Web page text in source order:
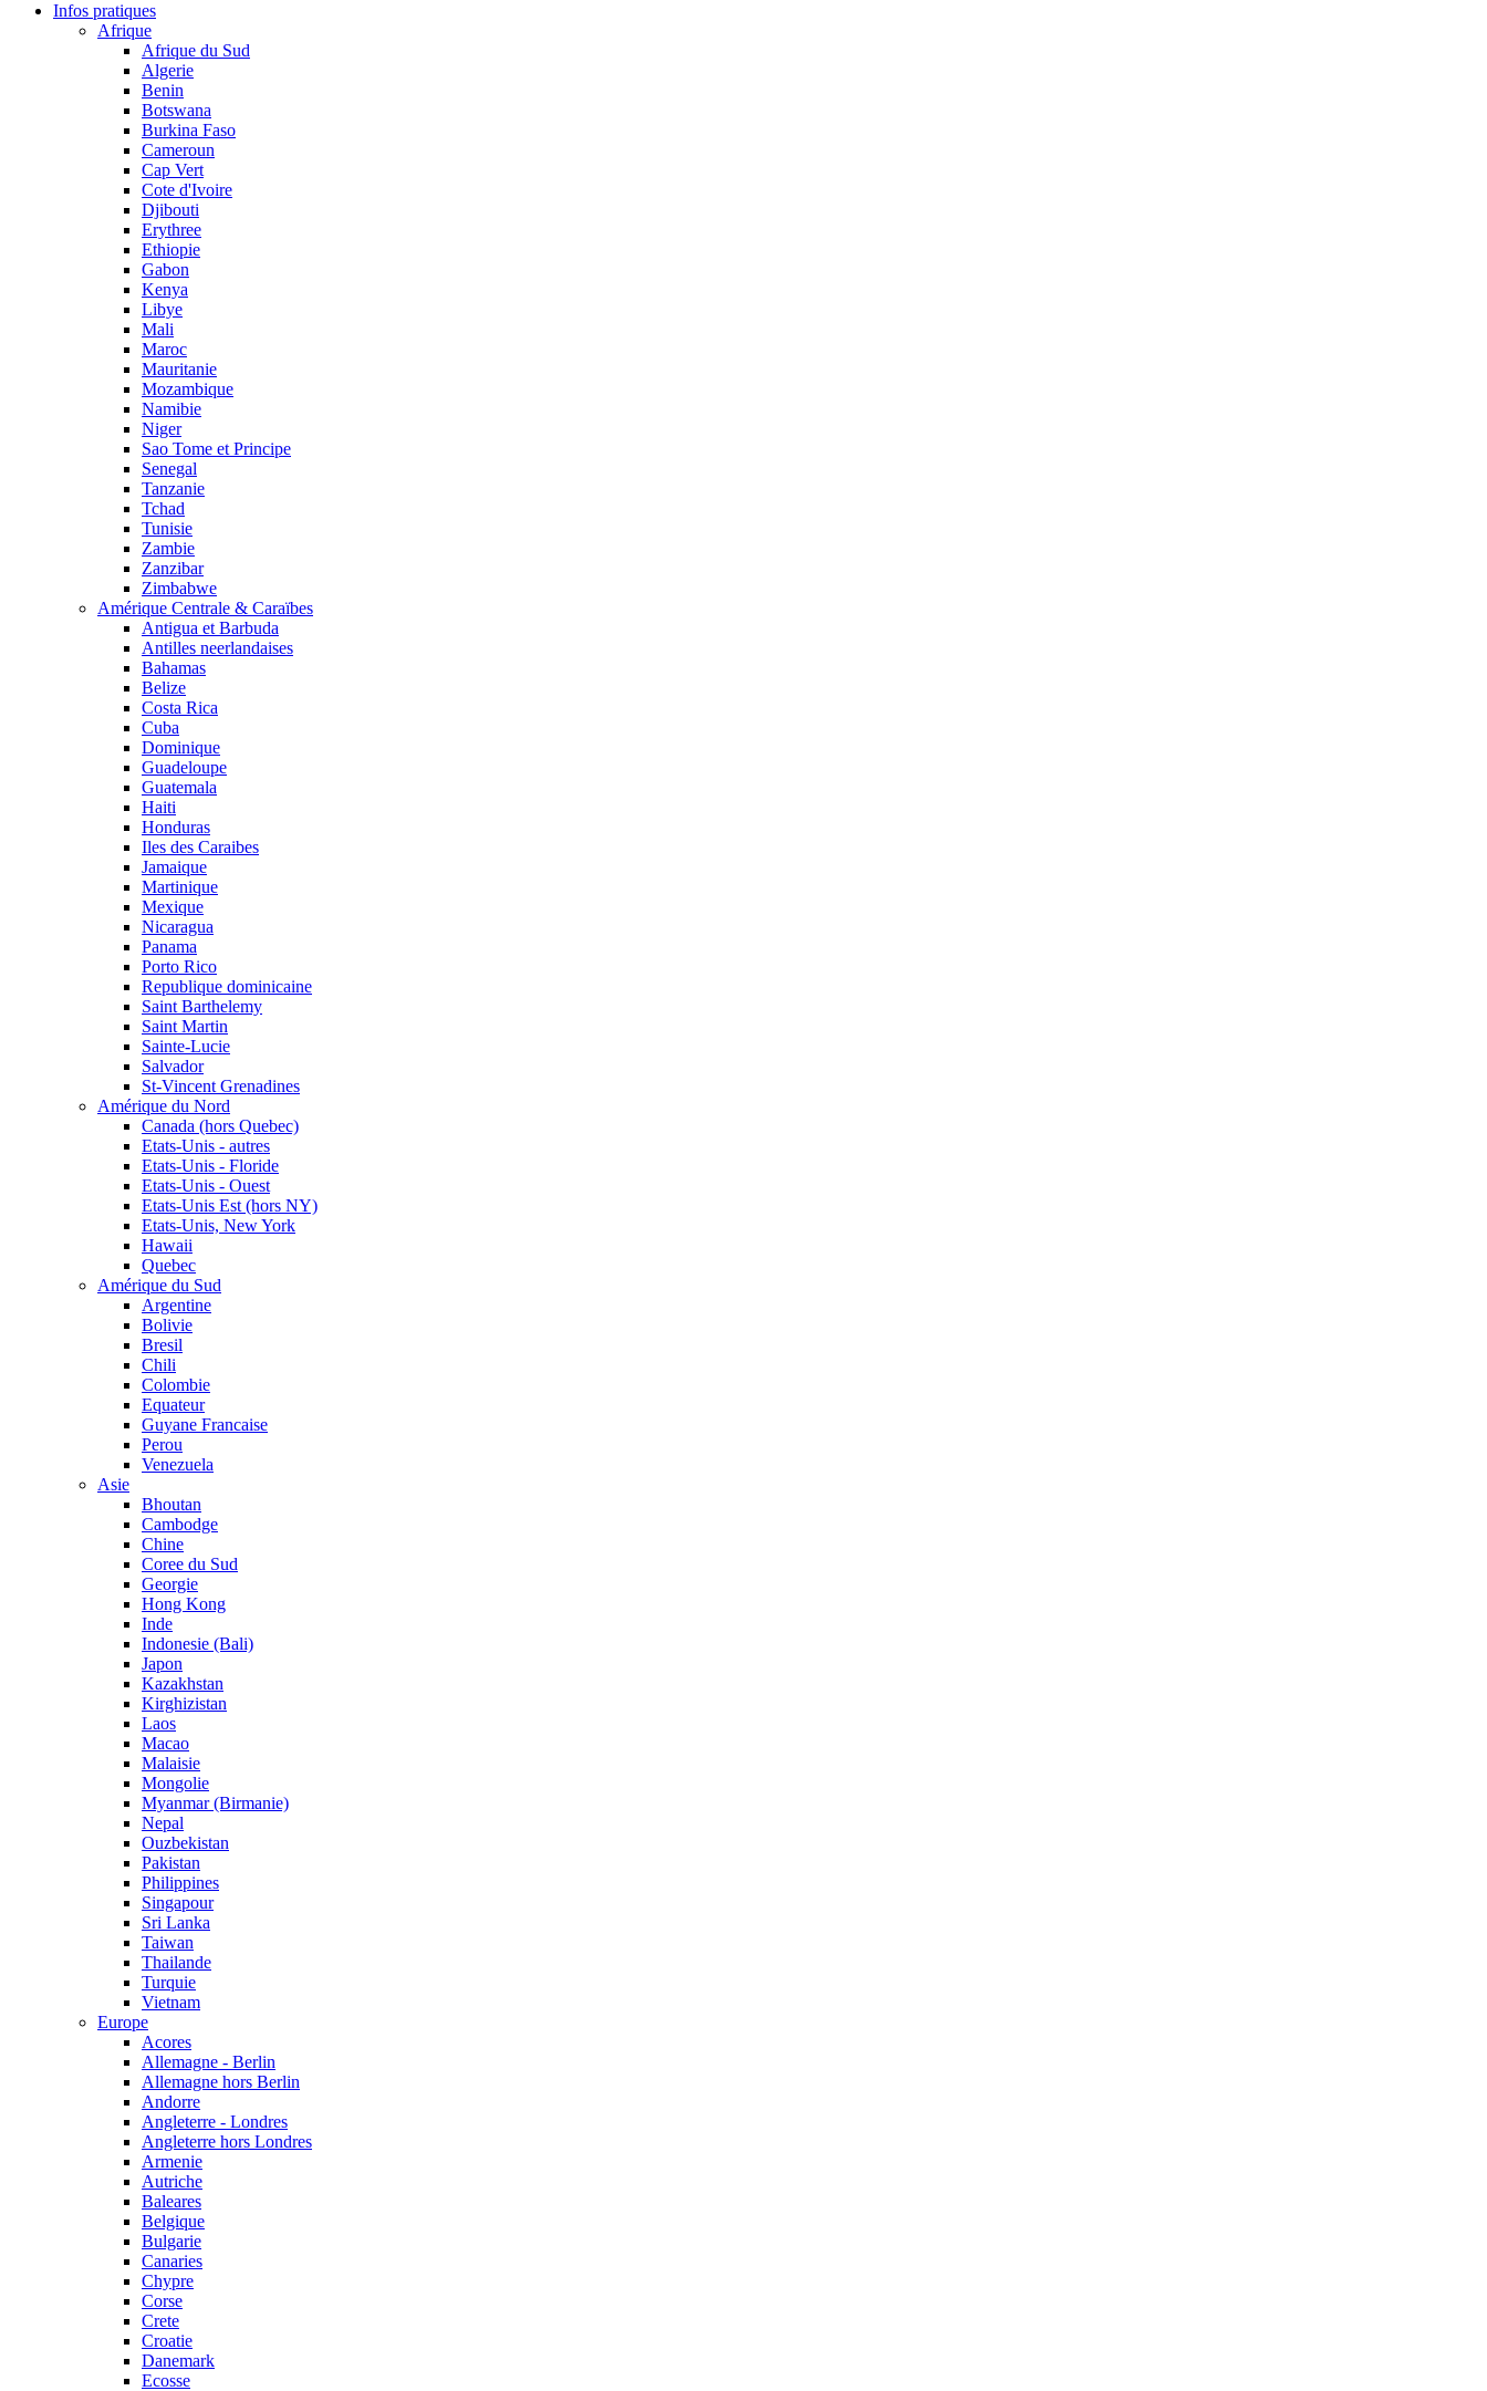
Infos pratiques
Afrique
Afrique du Sud
Algerie
Benin
Botswana
Burkina Faso
Cameroun
Cap Vert
Cote d'Ivoire
Djibouti
Erythree
Ethiopie
Gabon
Kenya
Libye
Mali
Maroc
Mauritanie
Mozambique
Namibie
Niger
Sao Tome et Principe
Senegal
Tanzanie
Tchad
Tunisie
Zambie
Zanzibar
Zimbabwe
Amérique Centrale & Caraïbes
Antigua et Barbuda
Antilles neerlandaises
Bahamas
Belize
Costa Rica
Cuba
Dominique
Guadeloupe
Guatemala
Haiti
Honduras
Iles des Caraibes
Jamaique
Martinique
Mexique
Nicaragua
Panama
Porto Rico
Republique dominicaine
Saint Barthelemy
Saint Martin
Sainte-Lucie
Salvador
St-Vincent Grenadines
Amérique du Nord
Canada (hors Quebec)
Etats-Unis - autres
Etats-Unis - Floride
Etats-Unis - Ouest
Etats-Unis Est (hors NY)
Etats-Unis, New York
Hawaii
Quebec
Amérique du Sud
Argentine
Bolivie
Bresil
Chili
Colombie
Equateur
Guyane Francaise
Perou
Venezuela
Asie
Bhoutan
Cambodge
Chine
Coree du Sud
Georgie
Hong Kong
Inde
Indonesie (Bali)
Japon
Kazakhstan
Kirghizistan
Laos
Macao
Malaisie
Mongolie
Myanmar (Birmanie)
Nepal
Ouzbekistan
Pakistan
Philippines
Singapour
Sri Lanka
Taiwan
Thailande
Turquie
Vietnam
Europe
Acores
Allemagne - Berlin
Allemagne hors Berlin
Andorre
Angleterre - Londres
Angleterre hors Londres
Armenie
Autriche
Baleares
Belgique
Bulgarie
Canaries
Chypre
Corse
Crete
Croatie
Danemark
Ecosse